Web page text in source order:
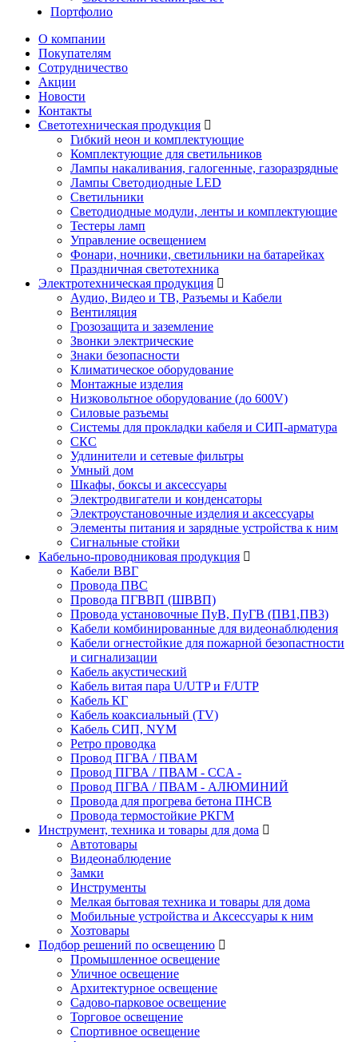
Портфолио
О компании
Покупателям
Сотрудничество
Акции
Новости
Контакты
Светотехническая продукция
Гибкий неон и комплектующие
Комплектующие для светильников
Лампы накаливания, галогенные, газоразрядные
Лампы Светодиодные LED
Светильники
Светодиодные модули, ленты и комплектующие
Тестеры ламп
Управление освещением
Фонари, ночники, светильники на батарейках
Праздничная светотехника
Электротехническая продукция
Аудио, Видео и ТВ, Разъемы и Кабели
Вентиляция
Грозозащита и заземление
Звонки электрические
Знаки безопасности
Климатическое оборудование
Монтажные изделия
Низковольтное оборудование (до 600V)
Силовые разъемы
Системы для прокладки кабеля и СИП-арматура
СКС
Удлинители и сетевые фильтры
Умный дом
Шкафы, боксы и аксессуары
Электродвигатели и конденсаторы
Электроустановочные изделия и аксессуары
Элементы питания и зарядные устройства к ним
Сигнальные стойки
Кабельно-проводниковая продукция
Кабели ВВГ
Провода ПВС
Провода ПГВВП (ШВВП)
Провода установочные ПуВ, ПуГВ (ПВ1,ПВ3)
Кабели комбинированные для видеонаблюдения
Кабели огнестойкие для пожарной безопастности
и сигнализации
Кабель акустический
Кабель витая пара U/UTP и F/UTP
Кабель КГ
Кабель коаксиальный (TV)
Кабель СИП, NYM
Ретро проводка
Провод ПГВА / ПВАМ
Провод ПГВА / ПВАМ - CCA -
Провод ПГВА / ПВАМ - АЛЮМИНИЙ
Провода для прогрева бетона ПНСВ
Провода термостойкие РКГМ
Инструмент, техника и товары для дома
Автотовары
Видеонаблюдение
Замки
Инструменты
Мелкая бытовая техника и товары для дома
Мобильные устройства и Аксессуары к ним
Хозтовары
Подбор решений по освещению
Промышленное освещение
Уличное освещение
Архитектурное освещение
Садово-парковое освещение
Торговое освещение
Спортивное освещение